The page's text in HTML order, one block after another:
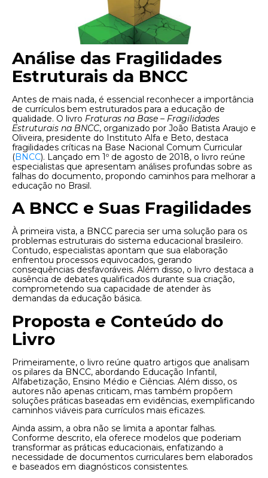
Análise das Fragilidades
Estruturais da BNCC
Antes de mais nada, é essencial reconhecer a importância
de currículos bem estruturados para a educação de
qualidade. O livro Fraturas na Base – Fragilidades
Estruturais na BNCC, organizado por João Batista Araujo e
Oliveira, presidente do Instituto Alfa e Beto, destaca
fragilidades críticas na Base Nacional Comum Curricular
(BNCC). Lançado em 1º de agosto de 2018, o livro reúne
especialistas que apresentam análises profundas sobre as
falhas do documento, propondo caminhos para melhorar a
educação no Brasil.
A BNCC e Suas Fragilidades
À primeira vista, a BNCC parecia ser uma solução para os
problemas estruturais do sistema educacional brasileiro.
Contudo, especialistas apontam que sua elaboração
enfrentou processos equivocados, gerando
consequências desfavoráveis. Além disso, o livro destaca a
ausência de debates qualificados durante sua criação,
comprometendo sua capacidade de atender às
demandas da educação básica.
Proposta e Conteúdo do
Livro
Primeiramente, o livro reúne quatro artigos que analisam
os pilares da BNCC, abordando Educação Infantil,
Alfabetização, Ensino Médio e Ciências. Além disso, os
autores não apenas criticam, mas também propõem
soluções práticas baseadas em evidências, exemplificando
caminhos viáveis para currículos mais eficazes.
Ainda assim, a obra não se limita a apontar falhas.
Conforme descrito, ela oferece modelos que poderiam
transformar as práticas educacionais, enfatizando a
necessidade de documentos curriculares bem elaborados
e baseados em diagnósticos consistentes.